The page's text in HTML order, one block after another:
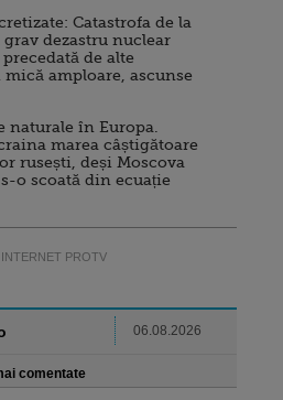
Catastrofa de la
dezastru nuclear
de alte
amploare, ascunse
naturale în Europa.
marea câștigătoare
rusești, deși Moscova
o scoată din ecuație
PROTV
06.08.2026
comentate